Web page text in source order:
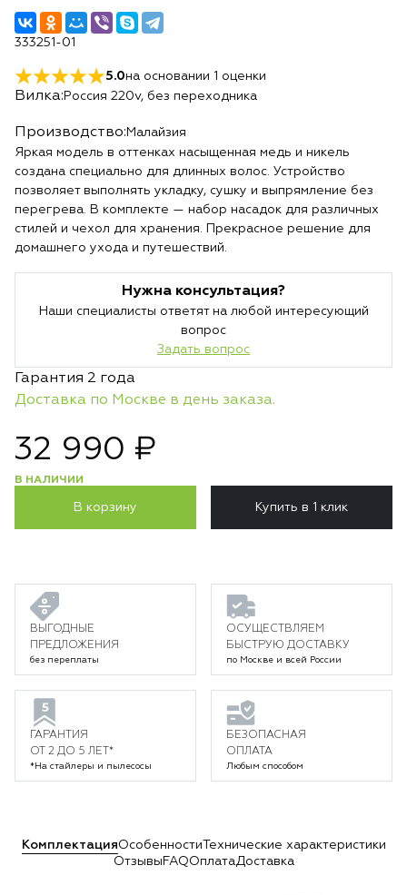
333251-01
5.0на основании 1 оценки
Вилка: Россия 220v, без переходника
Производство: Малайзия
Яркая модель в оттенках насыщенная медь и никель
создана специально для длинных волос. Устройство
позволяет выполнять укладку, сушку и выпрямление без
перегрева. В комплекте — набор насадок для различных
стилей и чехол для хранения. Прекрасное решение для
домашнего ухода и путешествий.
Нужна консультация?
Наши специалисты ответят на любой интересующий
вопрос
Задать вопрос
Гарантия 2 года
Доставка по Москве в день заказа.
32 990 ₽
В НАЛИЧИИ
В корзину Купить в 1 клик
ВЫГОДНЫЕ
ПРЕДЛОЖЕНИЯ
без переплаты
ОСУЩЕСТВЛЯЕМ
БЫСТРУЮ ДОСТАВКУ
по Москве и всей России
ГАРАНТИЯ
ОТ 2 ДО 5 ЛЕТ*
*На стайлеры и пылесосы
БЕЗОПАСНАЯ
ОПЛАТА
Любым способом
КомплектацияОсобенности Технические характеристики
Отзывы FAQОплатаДоставка